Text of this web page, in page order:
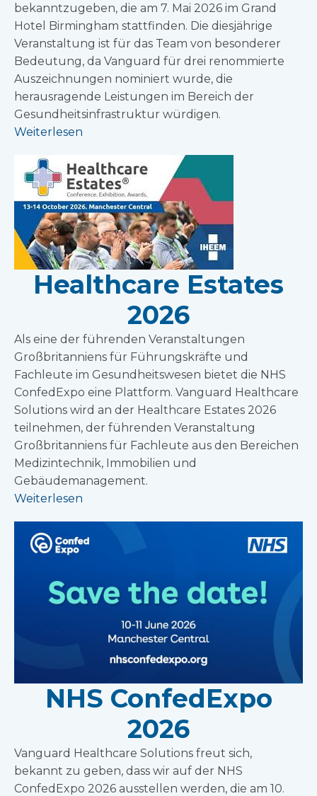
bekanntzugeben, die am 7. Mai 2026 im Grand
Hotel Birmingham stattfinden. Die diesjährige
Veranstaltung ist für das Team von besonderer
Bedeutung, da Vanguard für drei renommierte
Auszeichnungen nominiert wurde, die
herausragende Leistungen im Bereich der
Gesundheitsinfrastruktur würdigen.
Weiterlesen
Healthcare Estates
2026
Als eine der führenden Veranstaltungen
Großbritanniens für Führungskräfte und
Fachleute im Gesundheitswesen bietet die NHS
ConfedExpo eine Plattform. Vanguard Healthcare
Solutions wird an der Healthcare Estates 2026
teilnehmen, der führenden Veranstaltung
Großbritanniens für Fachleute aus den Bereichen
Medizintechnik, Immobilien und
Gebäudemanagement.
Weiterlesen
NHS ConfedExpo
2026
Vanguard Healthcare Solutions freut sich,
bekannt zu geben, dass wir auf der NHS
ConfedExpo 2026 ausstellen werden, die am 10.